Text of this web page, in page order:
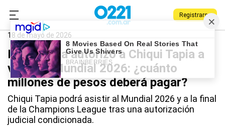
Registrarse
0221.com.ar
Claudio Tapia
18 de mayo de 2026
La Justicia autorizó a Chiqui Tapia a
viajar al Mundial 2026: ¿cuánto
millones de pesos deberá pagar?
Chiqui Tapia podrá asistir al Mundial 2026 y a la final
de la Champions League tras una autorización
judicial condicionada.